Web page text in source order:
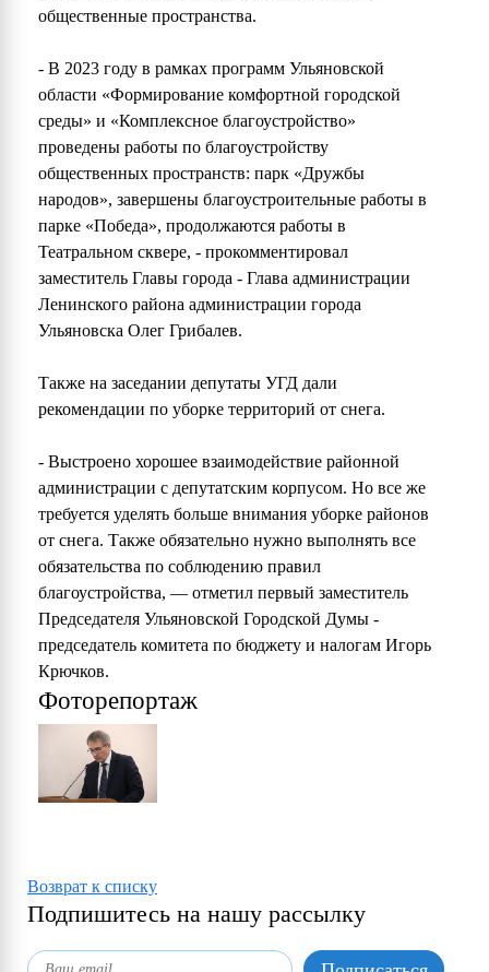
общественные пространства.
- В 2023 году в рамках программ Ульяновской
области «Формирование комфортной городской
среды» и «Комплексное благоустройство»
проведены работы по благоустройству
общественных пространств: парк «Дружбы
народов», завершены благоустроительные работы в
парке «Победа», продолжаются работы в
Театральном сквере, - прокомментировал
заместитель Главы города - Глава администрации
Ленинского района администрации города
Ульяновска Олег Грибалев.
Также на заседании депутаты УГД дали
рекомендации по уборке территорий от снега.
- Выстроено хорошее взаимодействие районной
администрации с депутатским корпусом. Но все же
требуется уделять больше внимания уборке районов
от снега. Также обязательно нужно выполнять все
обязательства по соблюдению правил
благоустройства, — отметил первый заместитель
Председателя Ульяновской Городской Думы -
председатель комитета по бюджету и налогам Игорь
Крючков.
Фоторепортаж
Возврат к списку
Подпишитесь на нашу рассылку